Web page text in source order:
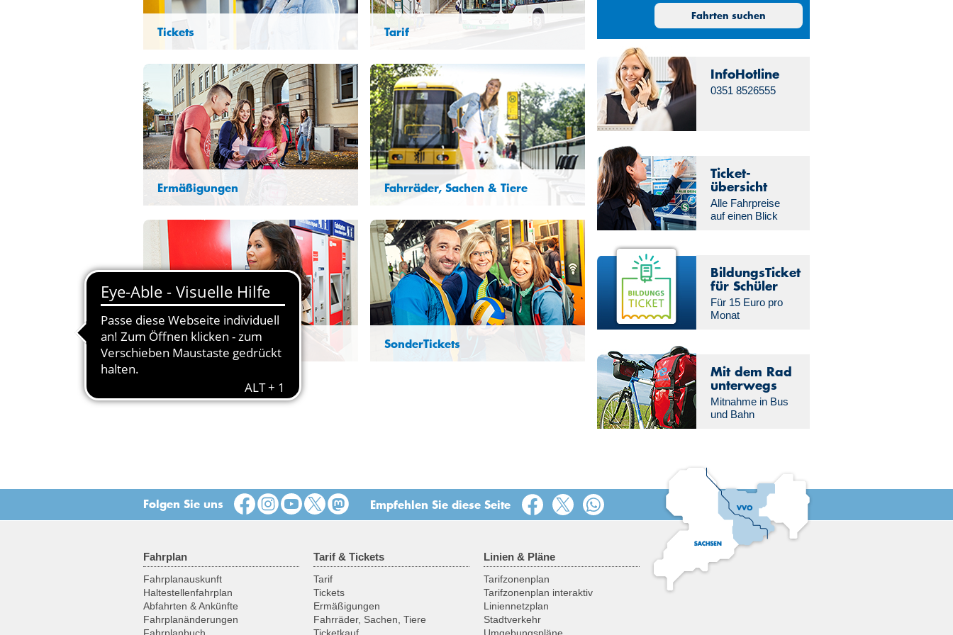
Tickets
Ermäßigungen
Ticketkauf
Tarif
Fahrräder, Sachen & Tiere
Fahrräder, Gegenstände und Tiere bei
welchem Ticket. Welche Sachen dürfen
grundsätzlich mitgenommen werden?
SonderTickets
31 1 2
7 8 9
12 13
17 19 20 21 22
24 25 26 27 28 29 30
31 1 2 3 4
21:30
22:30
23:00
Fahrten suchen
InfoHotline
0351 8526555
Ticket­
übersicht
Alle Fahrpreise
auf einen Blick
BildungsTicket
für Schüler
Für 15 Euro pro
Monat
Mit dem Rad
unterwegs
Mitnahme in Bus
und Bahn
Folgen Sie uns Empfehlen Sie diese Seite
Fahrplan
Fahrplanauskunft
Haltestellenfahrplan
Abfahrten & Ankünfte
Fahrplanänderungen
Tarif & Tickets
Tarif
Tickets
Ermäßigungen
Fahrräder, Sachen, Tiere
Linien & Pläne
Tarifzonenplan
Tarifzonenplan interaktiv
Liniennetzplan
Stadtverkehr